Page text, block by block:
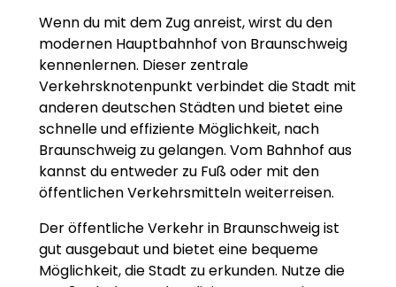
Wenn du mit dem Zug anreist, wirst du den
modernen Hauptbahnhof von Braunschweig
kennenlernen. Dieser zentrale
Verkehrsknotenpunkt verbindet die Stadt mit
anderen deutschen Städten und bietet eine
schnelle und effiziente Möglichkeit, nach
Braunschweig zu gelangen. Vom Bahnhof aus
kannst du entweder zu Fuß oder mit den
öffentlichen Verkehrsmitteln weiterreisen.
Der öffentliche Verkehr in Braunschweig ist
gut ausgebaut und bietet eine bequeme
Möglichkeit, die Stadt zu erkunden. Nutze die